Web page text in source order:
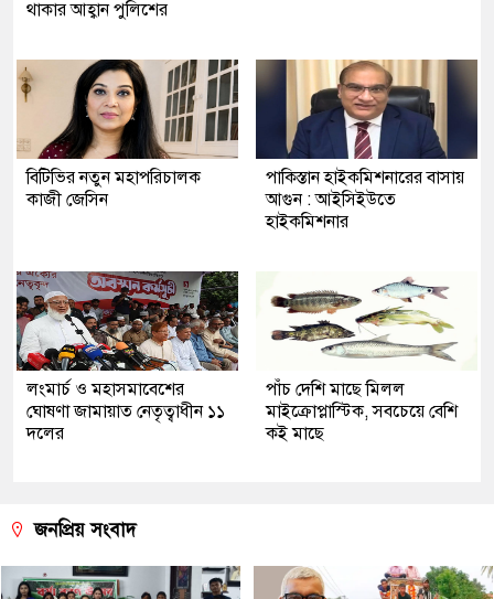
থাকার আহ্বান পুলিশের
বিটিভির নতুন মহাপরিচালক
কাজী জেসিন
পাকিস্তান হাইকমিশনারের বাসায়
আগুন : আইসিইউতে
হাইকমিশনার
লংমার্চ ও মহাসমাবেশের
ঘোষণা জামায়াত নেতৃত্বাধীন ১১
দলের
পাঁচ দেশি মাছে মিলল
মাইক্রোপ্লাস্টিক, সবচেয়ে বেশি
কই মাছে
জনপ্রিয় সংবাদ